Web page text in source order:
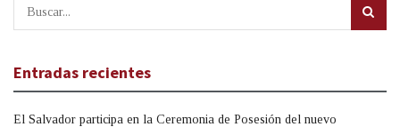
Entradas recientes
El Salvador participa en la Ceremonia de Posesión del nuevo